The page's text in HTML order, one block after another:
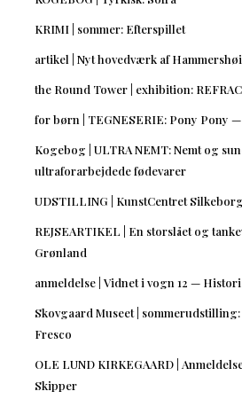
KRIMI | sommer: Efterspillet
artikel | Nyt hovedværk af
the Round Tower | exhibition:
for børn | TEGNESERIE: Pony Pony
Kogebog | ULTRA NEMT: Nemt og
ultraforarbejdede fødevarer
UDSTILLING | KunstCentret
REJSEARTIKEL | En storslået og
Grønland
anmeldelse | Vidnet i vogn 12 —
Skovgaard Museet |
Fresco
OLE LUND KIRKEGAARD |
Skipper